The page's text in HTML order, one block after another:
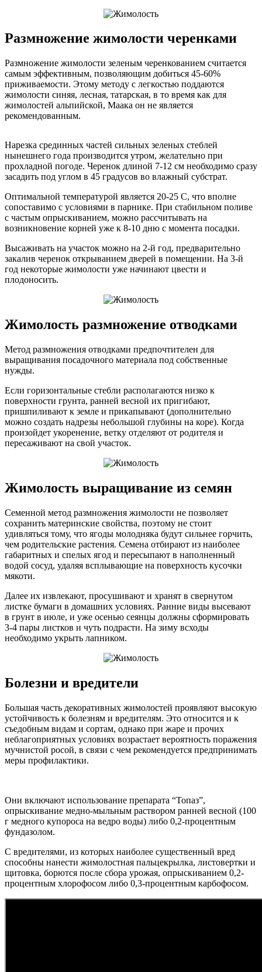
Размножение жимолости черенками
Размножение жимолости зеленым черенкованием считается
самым эффективным, позволяющим добиться 45-60%
приживаемости. Этому методу с легкостью поддаются
жимолости синяя, лесная, татарская, в то время как для
жимолостей альпийской, Маака он не является
рекомендованным.
Нарезка срединных частей сильных зеленых стеблей
нынешнего года производится утром, желательно при
прохладной погоде. Черенок длиной 7-12 см необходимо сразу
засадить под углом в 45 градусов во влажный субстрат.
Оптимальной температурой является 20-25 С, что вполне
сопоставимо с условиями в парнике. При стабильном поливе
с частым опрыскиванием, можно рассчитывать на
возникновение корней уже к 8-10 дню с момента посадки.
Высаживать на участок можно на 2-й год, предварительно
закалив черенок открыванием дверей в помещении. На 3-й
год некоторые жимолости уже начинают цвести и
плодоносить.
Жимолость размножение отводками
Метод размножения отводками предпочтителен для
выращивания посадочного материала под собственные
нужды.
Если горизонтальные стебли располагаются низко к
поверхности грунта, ранней весной их пригибают,
пришпиливают к земле и прикапывают (дополнительно
можно создать надрезы небольшой глубины на коре). Когда
произойдет укоренение, ветку отделяют от родителя и
пересаживают на свой участок.
Жимолость выращивание из семян
Семенной метод размножения жимолости не позволяет
сохранить материнские свойства, поэтому не стоит
удивляться тому, что ягоды молодняка будут сильнее горчить,
чем родительские растения. Семена отбирают из наиболее
габаритных и спелых ягод и пересыпают в наполненный
водой сосуд, удаляя всплывающие на поверхность кусочки
мякоти.
Далее их извлекают, просушивают и хранят в свернутом
листке бумаги в домашних условиях. Ранние виды высевают
в грунт в июле, и уже осенью сеянцы должны сформировать
3-4 пары листков и чуть подрасти. На зиму всходы
необходимо укрыть лапником.
Болезни и вредители
Большая часть декоративных жимолостей проявляют высокую
устойчивость к болезням и вредителям. Это относится и к
съедобным видам и сортам, однако при жаре и прочих
неблагоприятных условиях возрастает вероятность поражения
мучнистой росой, в связи с чем рекомендуется предпринимать
меры профилактики.
Они включают использование препарата “Топаз”,
опрыскивание медно-мыльным раствором ранней весной (100
г медного купороса на ведро воды) либо 0,2-процентным
фундазолом.
С вредителями, из которых наиболее существенный вред
способны нанести жимолостная пальцекрылка, листовертки и
щитовка, борются после сбора урожая, опрыскиванием 0,2-
процентным хлорофосом либо 0,3-процентным карбофосом.